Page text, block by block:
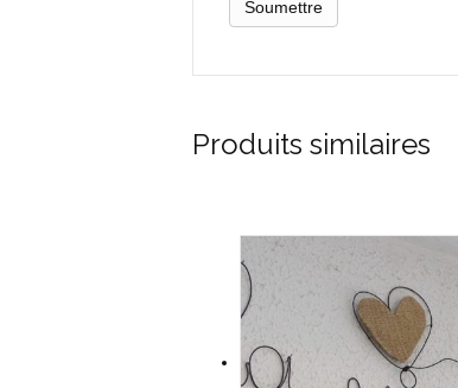
Produits similaires